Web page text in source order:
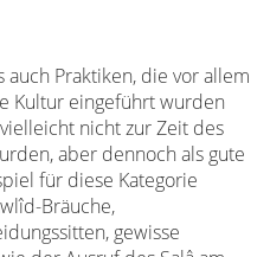
Praktiken, die vor allem
Kultur eingeführt wurden
nicht zur Zeit des
aber dennoch als gute
für diese Kategorie
Bräuche,
gewisse